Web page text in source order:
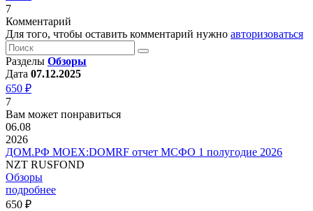
7
Комментарий
Для того, чтобы оставить комментарий нужно авторизоваться
Разделы Обзоры
Дата 07.12.2025
650 ₽
7
Вам может понравиться
06.08
2026
ДОМ.РФ MOEX:DOMRF отчет МСФО 1 полугодие 2026
NZT RUSFOND
Обзоры
подробнее
650 ₽